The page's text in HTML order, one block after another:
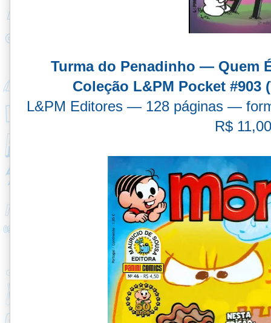
Turma do Penadinho — Quem
Coleção L&PM Pocket #903
L&PM Editores — 128 páginas —
R$ 11,00